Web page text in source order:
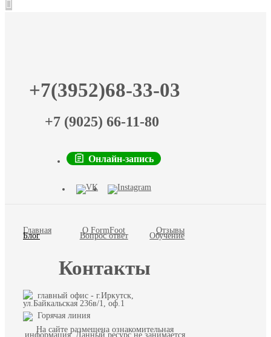
+7(3952)68-33-03
+7 (9025) 66-11-80
Онлайн-запись
Главная О FormFoot Отзывы
Блог Вопрос ответ Обучение
Контакты
главный офис - г.Иркутск,
ул.Байкальская 236в/1, оф.1
Горячая линия
На сайте размещена ознакомительная
информация. Данный ресурс не занимается